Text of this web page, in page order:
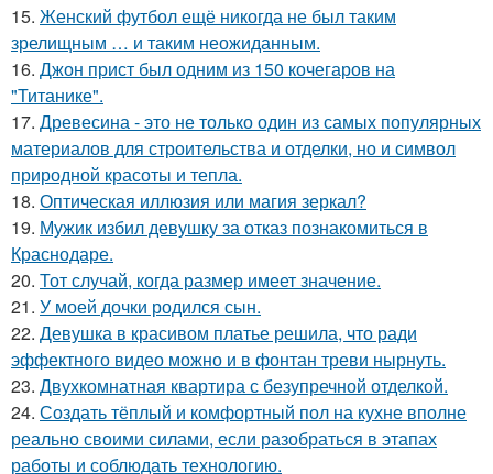
15. Женский футбол ещё никогда не был таким
зрелищным … и таким неожиданным.
16. Джон прист был одним из 150 кочегаров на
"Титанике".
17. Древесина - это не только один из самых популярных
материалов для строительства и отделки, но и символ
природной красоты и тепла.
18. Оптическая иллюзия или магия зеркал?
19. Мужик избил девушку за отказ познакомиться в
Краснодаре.
20. Тот случай, когда размер имеет значение.
21. У моей дочки родился сын.
22. Девушка в красивом платье решила, что ради
эффектного видео можно и в фонтан треви нырнуть.
23. Двухкомнатная квартира с безупречной отделкой.
24. Создать тёплый и комфортный пол на кухне вполне
реально своими силами, если разобраться в этапах
работы и соблюдать технологию.